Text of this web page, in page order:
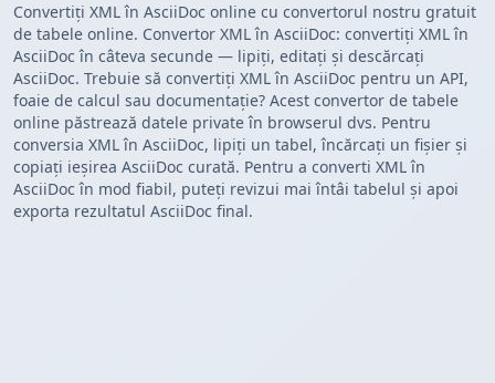
Convertiți XML în AsciiDoc online cu convertorul nostru gratuit
de tabele online. Convertor XML în AsciiDoc: convertiți XML în
AsciiDoc în câteva secunde — lipiți, editați și descărcați
AsciiDoc. Trebuie să convertiți XML în AsciiDoc pentru un API,
foaie de calcul sau documentație? Acest convertor de tabele
online păstrează datele private în browserul dvs. Pentru
conversia XML în AsciiDoc, lipiți un tabel, încărcați un fișier și
copiați ieșirea AsciiDoc curată. Pentru a converti XML în
AsciiDoc în mod fiabil, puteți revizui mai întâi tabelul și apoi
exporta rezultatul AsciiDoc final.